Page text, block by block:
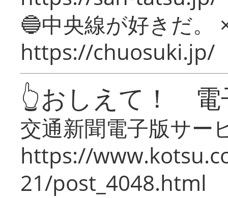
🔵中央線が好きだ。
https://chuosuki.jp/
👆おしえて！ 電
交通新聞電子版サー
https://
21/post_4048.html